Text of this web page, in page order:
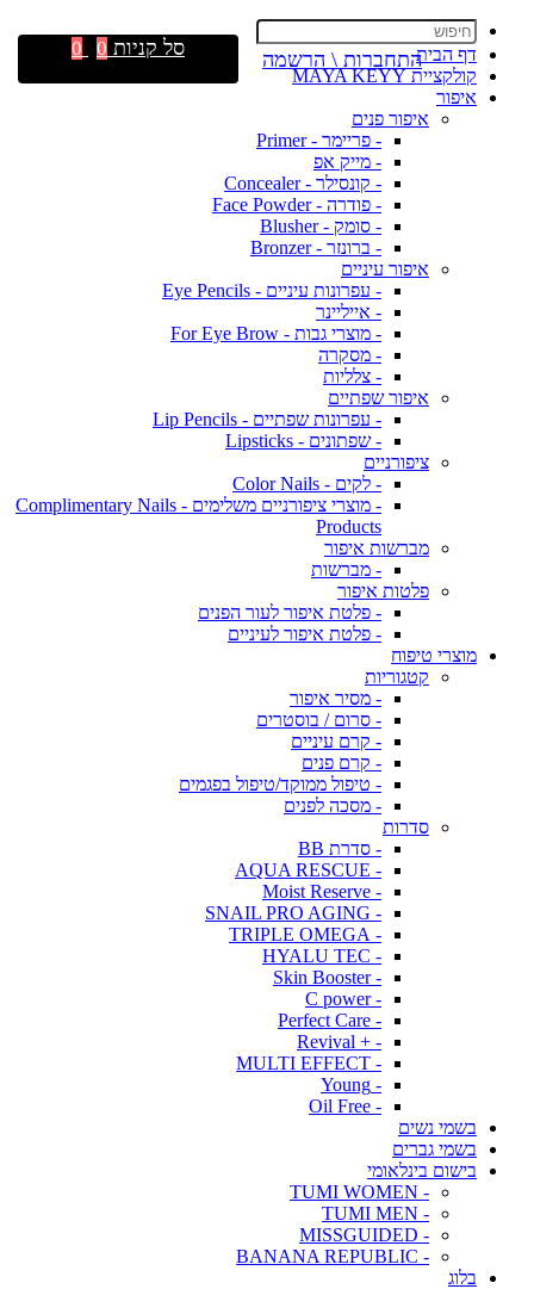
דף הבית
קולקציית MAYA KEYY
איפור
איפור פנים
- פריימר - Primer
- מייק אפ
- קונסילר - Concealer
- פודרה - Face Powder
- סומק - Blusher
- ברונזר - Bronzer
איפור עיניים
- עפרונות עיניים - Eye Pencils
- אייליינר
- מוצרי גבות - For Eye Brow
- מסקרה
- צלליות
איפור שפתיים
- עפרונות שפתיים - Lip Pencils
- שפתונים - Lipsticks
ציפורניים
- לקים - Color Nails
- מוצרי ציפורניים משלימים - Complimentary Nails
Products
מברשות איפור
- מברשות
פלטות איפור
- פלטת איפור לעור הפנים
- פלטת איפור לעיניים
מוצרי טיפוח
קטגוריות
- מסיר איפור
- סרום / בוסטרים
- קרם עיניים
- קרם פנים
- טיפול ממוקד/טיפול בפגמים
- מסכה לפנים
סדרות
- סדרת BB
- AQUA RESCUE
- Moist Reserve
- SNAIL PRO AGING
- TRIPLE OMEGA
- HYALU TEC
- Skin Booster
- C power
- Perfect Care
- + Revival
- MULTI EFFECT
- Young
- Oil Free
בשמי נשים
בשמי גברים
בישום בינלאומי
- TUMI WOMEN
- TUMI MEN
- MISSGUIDED
- BANANA REPUBLIC
בלוג
התחברות \ הרשמה סל קניות 0
0